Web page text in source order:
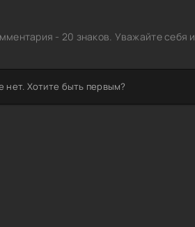
- 20 знаков. Уважайте себя и
нет. Хотите быть первым?